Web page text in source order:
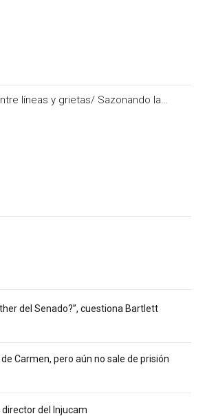
líneas y grietas/ Sazonando la
del Senado?”, cuestiona Bartlett
Carmen, pero aún no sale de prisión
del Injucam